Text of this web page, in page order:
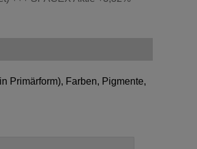
Primärform), Farben, Pigmente,